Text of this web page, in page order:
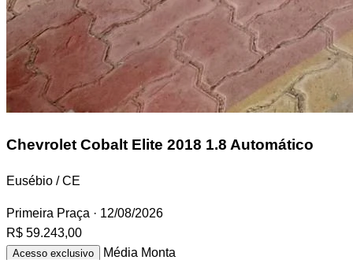
Chevrolet Cobalt Elite 2018 1.8 Automático
Eusébio / CE
Primeira Praça · 12/08/2026
R$ 59.243,00
Acesso exclusivo Média Monta